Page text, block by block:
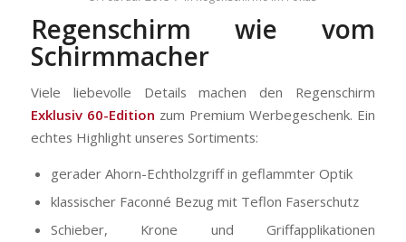
Regenschirm wie vom
Schirmmacher
Viele liebevolle Details machen den Regenschirm
Exklusiv 60-Edition zum Premium Werbegeschenk. Ein
echtes Highlight unseres Sortiments:
gerader Ahorn-Echtholzgriff in geflammter Optik
klassischer Faconné Bezug mit Teflon Faserschutz
Schieber, Krone und Griffapplikationen